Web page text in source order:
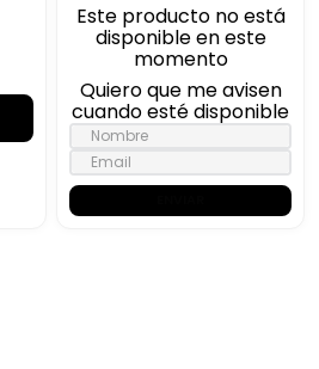
Este producto no está
disponible en este
momento
Quiero que me avisen
cuando esté disponible